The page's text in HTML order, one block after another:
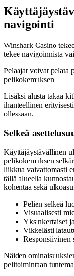
navigointi
Winshark Casino
tekee navigoinnista
Pelaajat voivat pelata
pelikokemuksen.
Lisäksi alusta takaa
ihanteellinen
ollessaan.
Selkeä
Käyttäjäystävällinen
pelikokemuksen
liikkua vaivattomasti
tällä alueella
kohentaa sekä
Pelien selkeä
Visuaalisesti
Yksinkertaiset
Vikkelästi
Responsiivinen
Näiden
pelitoimintaan